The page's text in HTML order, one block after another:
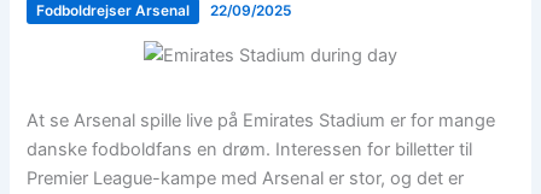
Fodboldrejser Arsenal 22/09/2025
At se Arsenal spille live på Emirates Stadium er for mange
danske fodboldfans en drøm. Interessen for billetter til
Premier League-kampe med Arsenal er stor, og det er